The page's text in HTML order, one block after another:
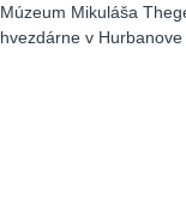
Múzeum Mikuláša
hvezdárne v Hurbanove